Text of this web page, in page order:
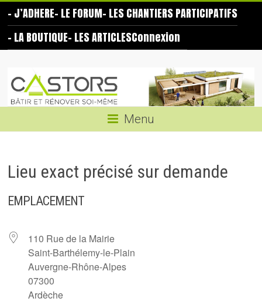
content
– J’ADHERE– LE FORUM– LES CHANTIERS PARTICIPATIFS
– LA BOUTIQUE– LES ARTICLESConnexion
Castors
même
Menu
Lieu exact précisé sur demande
EMPLACEMENT
110 Rue de la Mairie
Saint-Barthélemy-le-Plain
Auvergne-Rhône-Alpes
07300
Ardèche